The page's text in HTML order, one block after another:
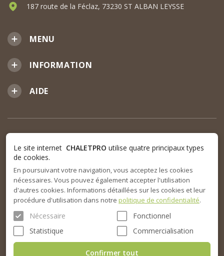
MENU
INFORMATION
AIDE
187 route de la Féclaz, 73230 ST ALBAN LEYSSE
Le site internet CHALETPRO utilise quatre principaux types
de cookies.
En poursuivant votre navigation, vous acceptez les cookies
nécessaires. Vous pouvez également accepter l'utilisation
d'autres cookies. Informations détaillées sur les cookies et leur
procédure d'utilisation dans notre politique de confidentialité.
Nécessaire
Fonctionnel
Statistique
Commercialisation
Confirmer tout